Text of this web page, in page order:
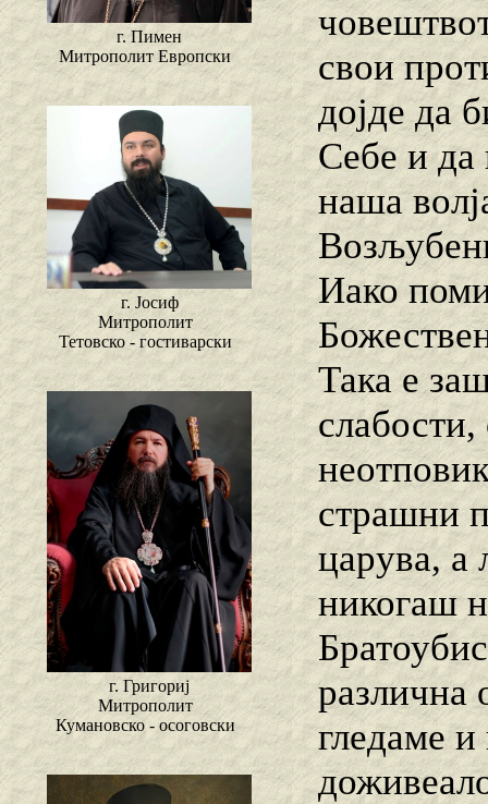
г. Пимен
Митрополит Европски
г. Јосиф
Митрополит
Тетовско - гостиварски
г. Григориј
Митрополит
Кумановско - осоговски
свои
дојде да
Себе и да
наша
Иако
Така е
слабости,
страшни
царува, а
никогаш
различна
гледаме